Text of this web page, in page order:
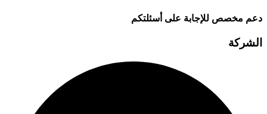
دعم مخصص للإجابة على أسئلتكم
الشركة